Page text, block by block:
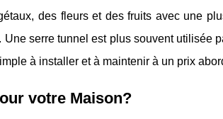
des fleurs et des fruits avec une
serre tunnel est plus souvent utilisée
à installer et à maintenir à un prix
votre Maison?